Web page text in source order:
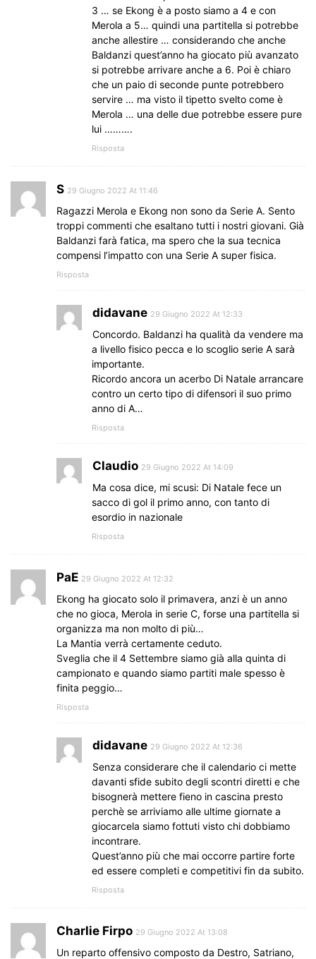
3 … se Ekong è a posto siamo a 4 e con
Merola a 5… quindi una partitella si potrebbe
anche allestire … considerando che anche
Baldanzi quest’anno ha giocato più avanzato
si potrebbe arrivare anche a 6. Poi è chiaro
che un paio di seconde punte potrebbero
servire … ma visto il tipetto svelto come è
Merola … una delle due potrebbe essere pure
lui ……….
Risposta
S 29 Giugno 2022 At 11:46
Ragazzi Merola e Ekong non sono da Serie A. Sento
troppi commenti che esaltano tutti i nostri giovani. Già
Baldanzi farà fatica, ma spero che la sua tecnica
compensi l’impatto con una Serie A super fisica.
Risposta
didavane 29 Giugno 2022 At 12:33
Concordo. Baldanzi ha qualità da vendere ma
a livello fisico pecca e lo scoglio serie A sarà
importante.
Ricordo ancora un acerbo Di Natale arrancare
contro un certo tipo di difensori il suo primo
anno di A…
Risposta
Claudio 29 Giugno 2022 At 14:09
Ma cosa dice, mi scusi: Di Natale fece un
sacco di gol il primo anno, con tanto di
esordio in nazionale
Risposta
PaE 29 Giugno 2022 At 12:32
Ekong ha giocato solo il primavera, anzi è un anno
che no gioca, Merola in serie C, forse una partitella si
organizza ma non molto di più…
La Mantia verrà certamente ceduto.
Sveglia che il 4 Settembre siamo già alla quinta di
campionato e quando siamo partiti male spesso è
finita peggio…
Risposta
didavane 29 Giugno 2022 At 12:36
Senza considerare che il calendario ci mette
davanti sfide subito degli scontri diretti e che
bisognerà mettere fieno in cascina presto
perchè se arriviamo alle ultime giornate a
giocarcela siamo fottuti visto chi dobbiamo
incontrare.
Quest’anno più che mai occorre partire forte
ed essere completi e competitivi fin da subito.
Risposta
Charlie Firpo 29 Giugno 2022 At 13:08
Un reparto offensivo composto da Destro, Satriano,